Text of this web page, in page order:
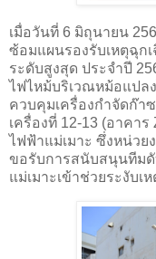
เมื่อวันที่ 6 มิถุนายน
ซ้อมแผนรองรับเหตุฉุก
ระดับสูงสุด ประจำปี
ไฟไหม้บริเวณหม้อแปล
ควบคุมเครื่องกำจัดก๊า
เครื่องที่ 12-13 (อาคาร
ไฟฟ้าแม่เมาะ ซึ่งหน่วย
ขอรับการสนับสนุนทีมดั
แม่เมาะเข้าช่วยระงับเห